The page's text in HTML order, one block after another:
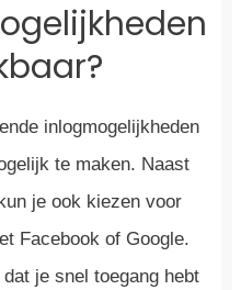
inlogmogelijkheden
te maken. Naast
je ook kiezen voor
Facebook of Google.
je snel toegang hebt